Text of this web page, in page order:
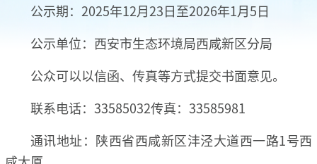
公示期：2025年12月23日至2026年1月5日
公示单位：西安市生态环境局西咸新区分局
公众可以以信函、传真等方式提交书面意见。
联系电话：33585032传真：33585981
通讯地址：陕西省西咸新区沣泾大道西一路1号西